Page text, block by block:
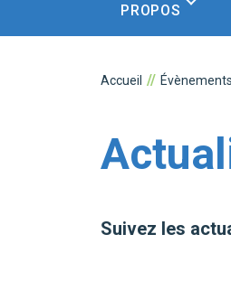
PROPOS
Accueil
Suivez les